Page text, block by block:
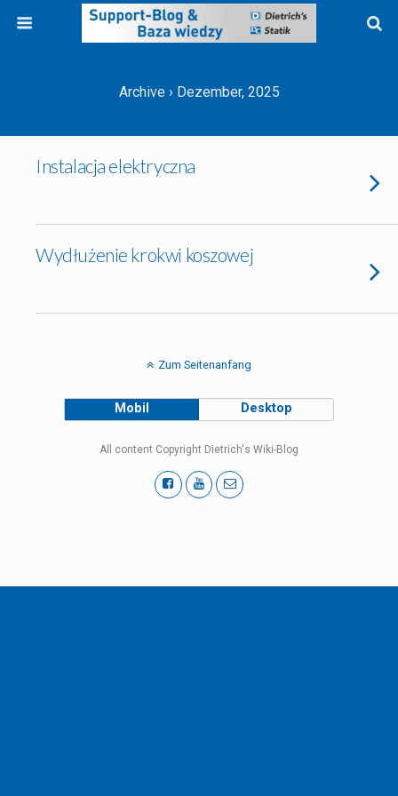
Archive › Dezember, 2025
Instalacja elektryczna
Wydłużenie krokwi koszowej
Zum Seitenanfang
Mobil Desktop
All content Copyright Dietrich's Wiki-Blog